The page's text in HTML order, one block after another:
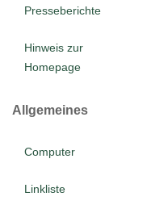
Presseberichte
Hinweis zur
Homepage
Allgemeines
Computer
Linkliste